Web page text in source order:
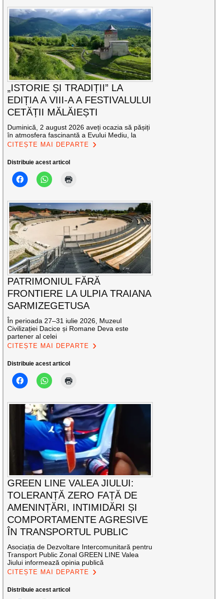
„ISTORIE ȘI TRADIȚII” LA
EDIȚIA A VIII-A A FESTIVALULUI
CETĂȚII MĂLĂIEȘTI
Duminică, 2 august 2026 aveți ocazia să pășiți
în atmosfera fascinantă a Evului Mediu, la
CITEȘTE MAI DEPARTE
Distribuie acest articol
PATRIMONIUL FĂRĂ
FRONTIERE LA ULPIA TRAIANA
SARMIZEGETUSA
În perioada 27–31 iulie 2026, Muzeul
Civilizației Dacice și Romane Deva este
partener al celei
CITEȘTE MAI DEPARTE
Distribuie acest articol
GREEN LINE VALEA JIULUI:
TOLERANȚĂ ZERO FAȚĂ DE
AMENINȚĂRI, INTIMIDĂRI ȘI
COMPORTAMENTE AGRESIVE
ÎN TRANSPORTUL PUBLIC
Asociația de Dezvoltare Intercomunitară pentru
Transport Public Zonal GREEN LINE Valea
Jiului informează opinia publică
CITEȘTE MAI DEPARTE
Distribuie acest articol